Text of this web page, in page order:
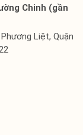
Chinh (gần
Liệt, Quận